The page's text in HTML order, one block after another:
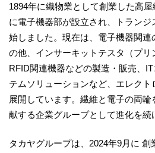
1894年に織物業として創業した高
に電子機器部が設立され、トラン
始しました。現在は、電子機器関連
の他、インサーキットテスタ（プリ
RFID関連機器などの製造・販売、
テムソリューションなど、エレク
展開しています。繊維と電子の両
献する企業グループとして進化を続
タカヤグループは、2024年9月に 創